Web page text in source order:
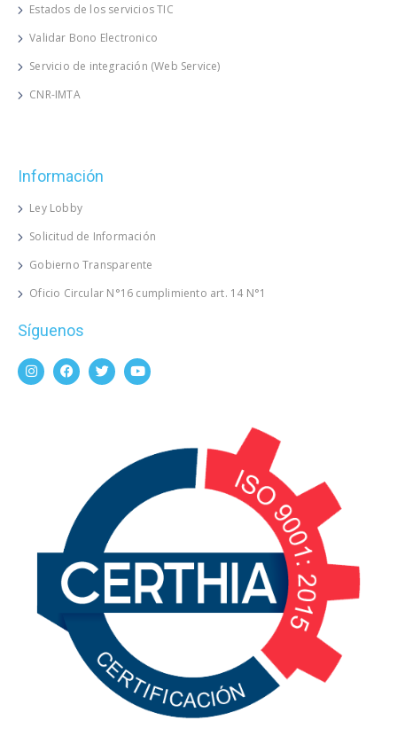
Estados de los servicios TIC
Validar Bono Electronico
Servicio de integración (Web Service)
CNR-IMTA
Información
Ley Lobby
Solicitud de Información
Gobierno Transparente
Oficio Circular N°16 cumplimiento art. 14 N°1
Síguenos